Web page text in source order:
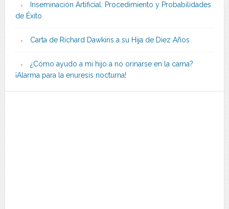
Inseminación Artificial: Procedimiento y Probabilidades
de Éxito
Carta de Richard Dawkins a su Hija de Diez Años
¿Cómo ayudo a mi hijo a no orinarse en la cama?
¡Alarma para la enuresis nocturna!